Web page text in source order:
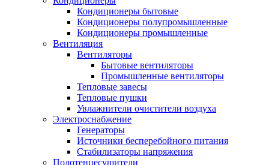
Кондиционеры бытовые
Кондиционеры полупромышленные
Кондиционеры промышленные
Вентиляция
Вентиляторы
Бытовые вентиляторы
Промышленные вентиляторы
Тепловые завесы
Тепловые пушки
Увлажнители очистители воздуха
Электроснабжение
Генераторы
Источники бесперебойного питания
Стабилизаторы напряжения
Полотенцесушители